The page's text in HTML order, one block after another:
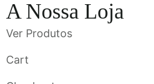
A Nossa Loja
Ver Produtos
Cart